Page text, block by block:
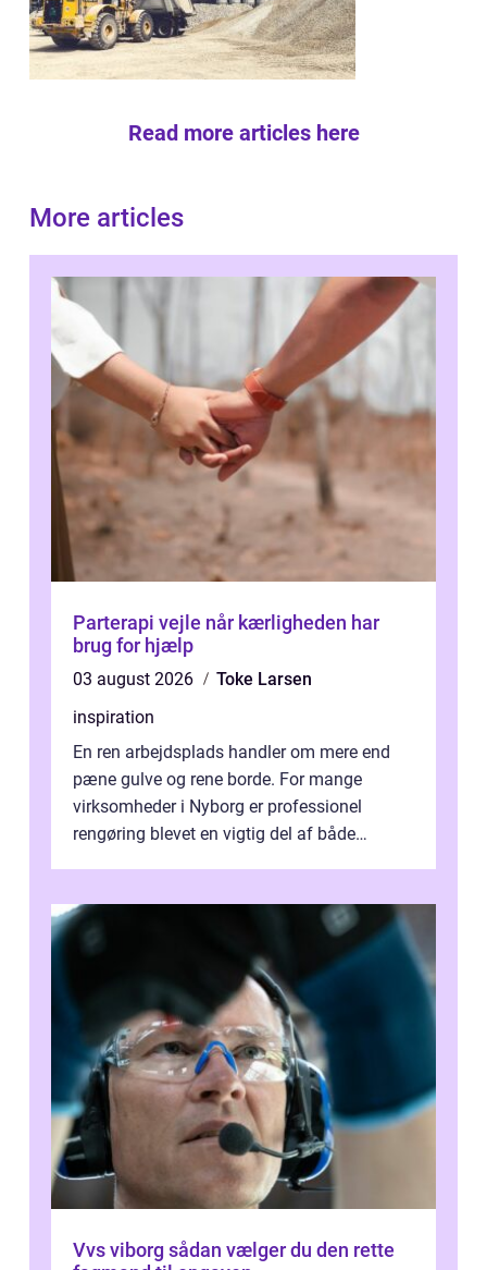
Read more articles here
More articles
Parterapi vejle når kærligheden har
brug for hjælp
03 august 2026
Toke Larsen
inspiration
En ren arbejdsplads handler om mere end
pæne gulve og rene borde. For mange
virksomheder i Nyborg er professionel
rengøring blevet en vigtig del af både
Vvs viborg sådan vælger du den rette